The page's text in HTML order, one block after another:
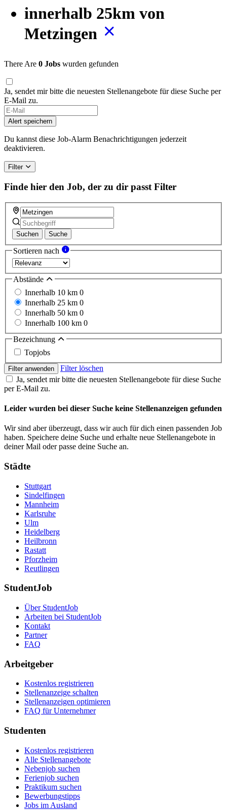
innerhalb 25km von
Metzingen
There Are 0 Jobs wurden gefunden
Ja, sendet mir bitte die neuesten Stellenangebote für diese Suche per
E-Mail zu.
Alert speichern
Du kannst diese Job-Alarm Benachrichtigungen jederzeit
deaktivieren.
Filter
Finde hier den Job, der zu dir passt Filter
Suchen Suche
Sortieren nach
Abstände
Innerhalb 10 km 0
Innerhalb 25 km 0
Innerhalb 50 km 0
Innerhalb 100 km 0
Bezeichnung
Topjobs
Filter anwenden
Filter löschen
Ja, sendet mir bitte die neuesten Stellenangebote für diese Suche
per E-Mail zu.
Leider wurden bei dieser Suche keine Stellenanzeigen gefunden
Wir sind aber überzeugt, dass wir auch für dich einen passenden Job
haben. Speichere deine Suche und erhalte neue Stellenangebote in
deiner Mail oder passe deine Suche an.
Städte
Stuttgart
Sindelfingen
Mannheim
Karlsruhe
Ulm
Heidelberg
Heilbronn
Rastatt
Pforzheim
Reutlingen
StudentJob
Über StudentJob
Arbeiten bei StudentJob
Kontakt
Partner
FAQ
Arbeitgeber
Kostenlos registrieren
Stellenanzeige schalten
Stellenanzeigen optimieren
FAQ für Unternehmer
Studenten
Kostenlos registrieren
Alle Stellenangebote
Nebenjob suchen
Ferienjob suchen
Praktikum suchen
Bewerbungstipps
Jobs im Ausland